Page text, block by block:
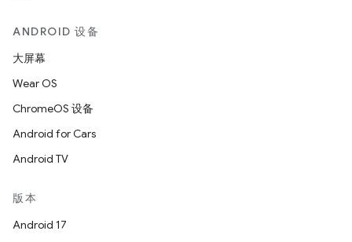
ANDROID 设备
大屏幕
Wear OS
ChromeOS 设备
Android for Cars
Android TV
版本
Android 17